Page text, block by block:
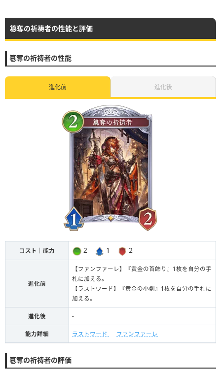
簒奪の祈祷者の性能と評価
簒奪の祈祷者の性能
進化前 進化後
コスト｜能力 2 1 2
進化前
【ファンファーレ】『黄金の首飾り』1枚を自分の手
札に加える。
【ラストワード】『黄金の小剣』1枚を自分の手札に
加える。
進化後 -
能力詳細 ラストワード ファンファーレ
簒奪の祈祷者の評価